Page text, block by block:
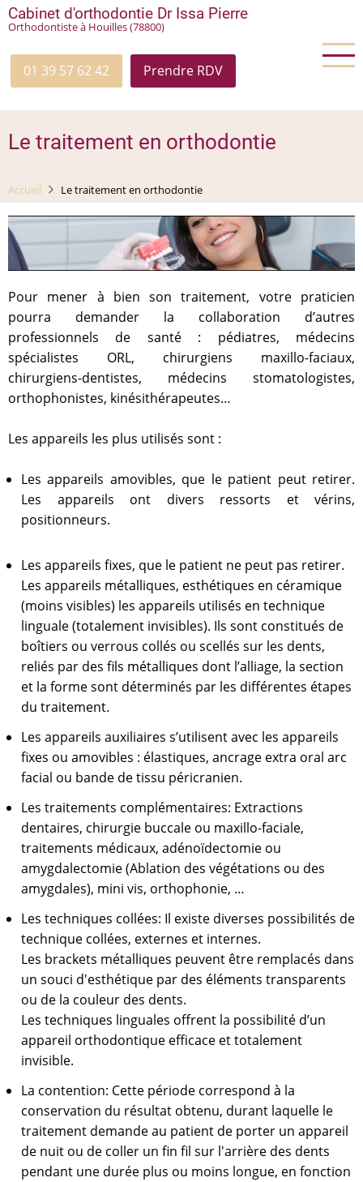
Aller
au
contenu
principal
Cabinet d'orthodontie Dr Issa Pierre
Orthodontiste à Houilles (78800)
01 39 57 62 42 Prendre RDV
Le traitement en orthodontie
Accueil Le traitement en orthodontie
Pour mener à bien son traitement, votre praticien
pourra demander la collaboration d’autres
professionnels de santé : pédiatres, médecins
spécialistes ORL, chirurgiens maxillo-faciaux,
chirurgiens-dentistes, médecins stomatologistes,
orthophonistes, kinésithérapeutes…
Les appareils les plus utilisés sont :
Les appareils amovibles, que le patient peut retirer.
Les appareils ont divers ressorts et vérins,
positionneurs.
Les appareils fixes, que le patient ne peut pas retirer.
Les appareils métalliques, esthétiques en céramique
(moins visibles) les appareils utilisés en technique
linguale (totalement invisibles). Ils sont constitués de
boîtiers ou verrous collés ou scellés sur les dents,
reliés par des fils métalliques dont l’alliage, la section
et la forme sont déterminés par les différentes étapes
du traitement.
Les appareils auxiliaires s’utilisent avec les appareils
fixes ou amovibles : élastiques, ancrage extra oral arc
facial ou bande de tissu péricranien.
Les traitements complémentaires: Extractions
dentaires, chirurgie buccale ou maxillo-faciale,
traitements médicaux, adénoïdectomie ou
amygdalectomie (Ablation des végétations ou des
amygdales), mini vis, orthophonie, …
Les techniques collées: Il existe diverses possibilités de
technique collées, externes et internes.
Les brackets métalliques peuvent être remplacés dans
un souci d'esthétique par des éléments transparents
ou de la couleur des dents.
Les techniques linguales offrent la possibilité d’un
appareil orthodontique efficace et totalement
invisible.
La contention: Cette période correspond à la
conservation du résultat obtenu, durant laquelle le
traitement demande au patient de porter un appareil
de nuit ou de coller un fin fil sur l'arrière des dents
pendant une durée plus ou moins longue, en fonction